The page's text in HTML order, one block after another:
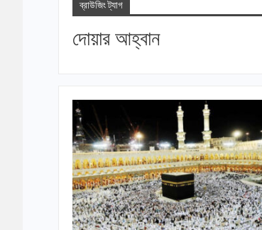
ব্রাউজিং ট্যাগ
দোয়ার আহ্বান